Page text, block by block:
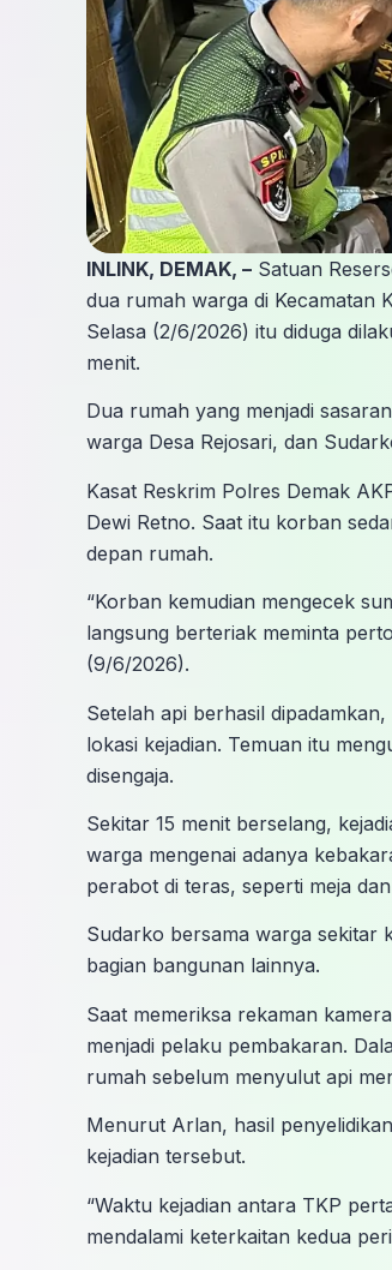
INLINK, DEMAK, – Satuan
dua rumah warga di Kecamatan
Selasa (2/6/2026) itu diduga
menit.
Dua rumah yang menjadi
warga Desa Rejosari, dan
Kasat Reskrim Polres Demak
Dewi Retno. Saat itu korban
depan rumah.
“Korban kemudian mengecek
langsung berteriak meminta
(9/6/2026).
Setelah api berhasil
lokasi kejadian. Temuan itu
disengaja.
Sekitar 15 menit berselang,
warga mengenai adanya
perabot di teras, seperti meja
Sudarko bersama warga sekitar
bagian bangunan lainnya.
Saat memeriksa rekaman
menjadi pelaku pembakaran.
rumah sebelum menyulut api
Menurut Arlan, hasil
kejadian tersebut.
“Waktu kejadian antara TKP
mendalami keterkaitan kedua